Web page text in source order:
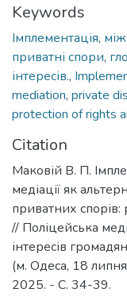
Keywords
Імплементація,
приватні спори,
інтересів.,
mediation, private
protection of rights
Citation
Маковій В. П.
медіації як
приватних спорів:
// Поліцейська
інтересів
(м. Одеса, 18
2025. - С. 34-39.